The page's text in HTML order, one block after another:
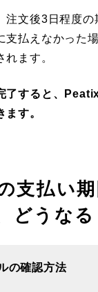
注文後3日程度の
支払えなかった
ます。
了すると、
す。
支払い期
どうなる
の確認方法